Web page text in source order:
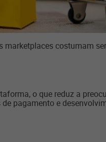
costumam
o que reduz a
pagamento e